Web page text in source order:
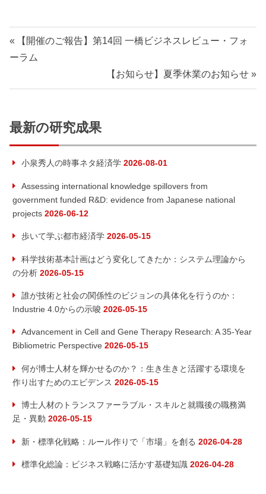
【開催のご報告】第14回 一橋ビジネスレビュー・フォ
ーラム
【お知らせ】夏季休業のお知らせ
最新の研究成果
小泉秀人の時事ネタ経済学 2026-08-01
Assessing international knowledge spillovers from
government funded R&D: evidence from Japanese national
projects 2026-06-12
歩いて学ぶ都市経済学 2026-05-15
科学技術基本計画はどう変化してきたか：システム理論から
の分析 2026-05-15
誰が技術と社会の関係性のビジョンの具体化を行うのか：
Industrie 4.0からの示唆 2026-05-15
Advancement in Cell and Gene Therapy Research: A 35-Year
Bibliometric Perspective 2026-05-15
何が博士人材を輝かせるのか？：生き生きと活躍する環境を
作り出すためのエビデンス 2026-05-15
博士人材のトランスファーラブル・スキルと就職後の職務満
足・異動 2026-05-15
新・標準化戦略：ルール作りで「市場」を創る 2026-04-28
標準化総論：ビジネス戦略に活かす基礎知識 2026-04-28